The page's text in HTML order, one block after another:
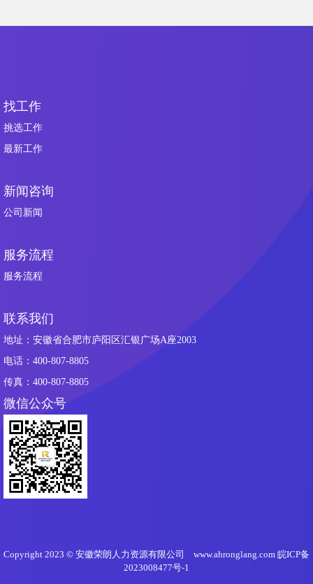
找工作
挑选工作
最新工作
新闻咨询
公司新闻
服务流程
服务流程
联系我们
地址：安徽省合肥市庐阳区汇银广场A座2003
电话：400-807-8805
传真：400-807-8805
微信公众号
Copyright 2023 © 安徽荣朗人力资源有限公司 www.ahronglang.com 皖ICP备
2023008477号-1